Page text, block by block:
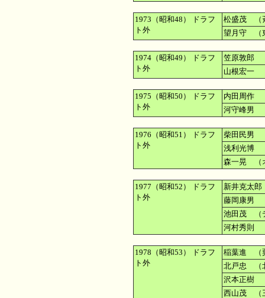
1973（昭和48） ドラフ
ト外
松盛茂 （
望月守 （
1974（昭和49） ドラフ
ト外
笠原敦郎
山根宏一
1975（昭和50） ドラフ
ト外
内田周作
河守峰男
1976（昭和51） ドラフ
ト外
柴田民男
浅利光博
森一晃 （
1977（昭和52） ドラフ
ト外
新井克太
藤岡康男
池田茂 （
河村秀則
1978（昭和53） ドラフ
ト外
稲葉進 （
北戸忠 （
沢本正樹
西山茂 （